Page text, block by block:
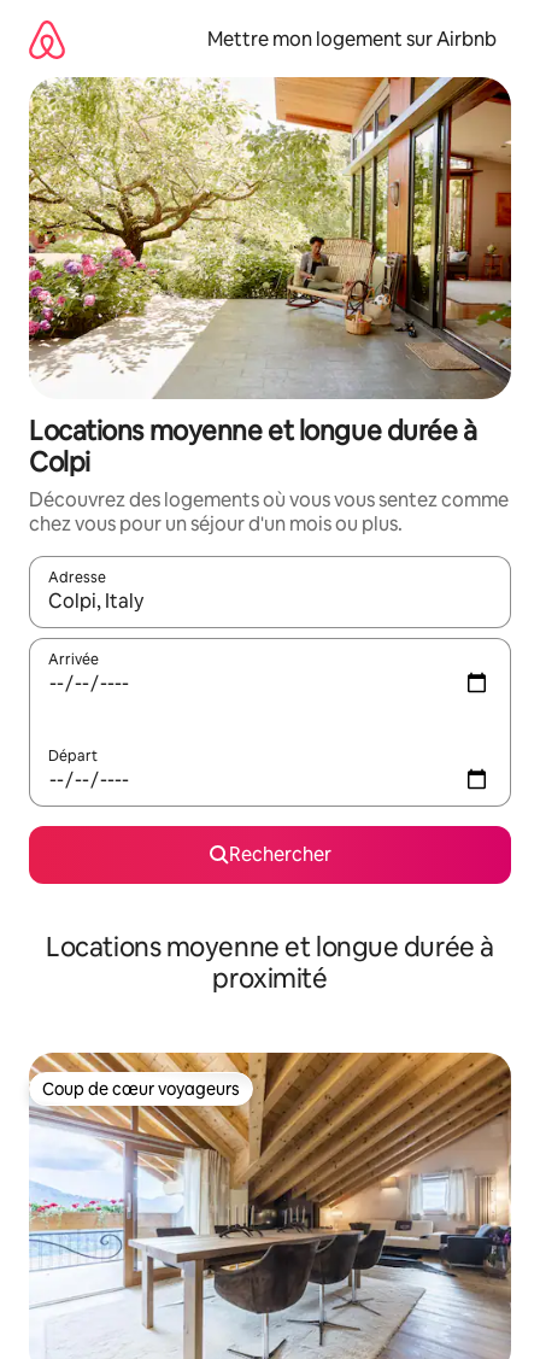
directement
contenu
Mettre mon logement sur Airbnb
Locations moyenne et longue durée à
Colpi
Découvrez des logements où vous vous sentez comme
chez vous pour un séjour d'un mois ou plus.
Adresse
Lorsque les résultats s'affichent, utilisez les flèches vers le
Arrivée
Départ
Rechercher
Locations moyenne et longue durée à
proximité
Coup de cœur voyageurs
Coup de cœur voyageurs